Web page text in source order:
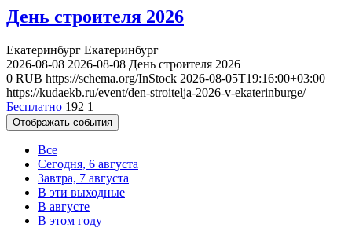
День строителя 2026
Екатеринбург Екатеринбург
2026-08-08 2026-08-08 День строителя 2026
0 RUB https://schema.org/InStock 2026-08-05T19:16:00+03:00
https://kudaekb.ru/event/den-stroitelja-2026-v-ekaterinburge/
Бесплатно 192 1
Отображать события
Все
Сегодня, 6 августа
Завтра, 7 августа
В эти выходные
В августе
В этом году